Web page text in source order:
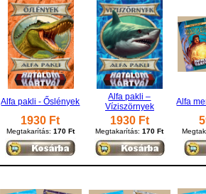
Alfa pakli - Őslények
Alfa pakli –
Víziszörnyek
Alfa
1930 Ft
Megtakarítás: 170 Ft
1930 Ft
Megtakarítás:170 Ft